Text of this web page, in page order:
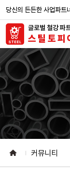
당신의 든든한 사업파트
글로벌 철강 파
스 틸 토피
커뮤니티